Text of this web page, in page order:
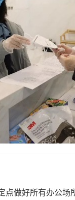
点做好所有办公